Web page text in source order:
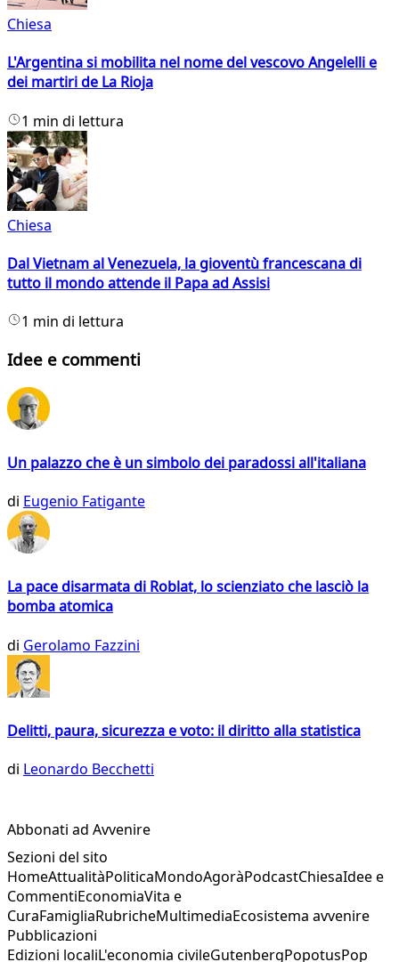
Chiesa
L'Argentina si mobilita nel nome del vescovo Angelelli e
dei martiri de La Rioja
1 min di lettura
Chiesa
Dal Vietnam al Venezuela, la gioventù francescana di
tutto il mondo attende il Papa ad Assisi
1 min di lettura
Idee e commenti
Un palazzo che è un simbolo dei paradossi all'italiana
di Eugenio Fatigante
La pace disarmata di Roblat, lo scienziato che lasciò la
bomba atomica
di Gerolamo Fazzini
Delitti, paura, sicurezza e voto: il diritto alla statistica
di Leonardo Becchetti
Abbonati ad Avvenire
Sezioni del sito
HomeAttualitàPoliticaMondoAgoràPodcastChiesaIdee e
CommentiEconomiaVita e
CuraFamigliaRubricheMultimediaEcosistema avvenire
Pubblicazioni
Edizioni localiL'economia civileGutenbergPopotusPop